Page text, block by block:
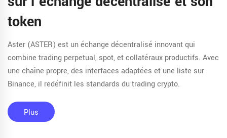
token
Aster (ASTER) est un échange décentralisé innovant qui
combine trading perpetual, spot, et collatéraux productifs. Avec
une chaîne propre, des interfaces adaptées et une liste sur
Binance, il redéfinit les standards du trading crypto.
Plus